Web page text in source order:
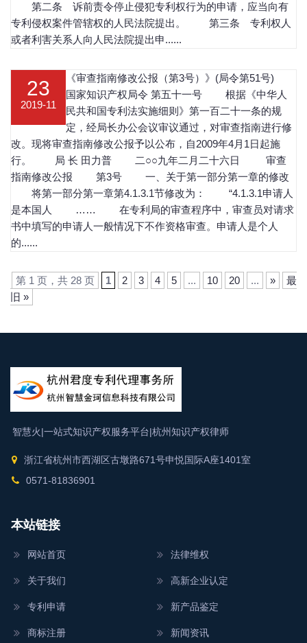
第二条 诉前责令停止侵犯专利权行为的申请，应当向有
专利侵权案件管辖权的人民法院提出。 第三条 专利权人
或者利害关系人向人民法院提出申......
23
2019-11
《审查指南修改公报（第3号）》(局令第51号)
国家知识产权局令 第五十一号 根据《中华人
民共和国专利法实施细则》第一百二十一条的规
定，经局长办公会议审议通过，对审查指南进行修
改。现将审查指南修改公报予以公布，自2009年4月1日起施
行。 局 长 田力普 二○○九年二月二十六日 审查
指南修改公报 第3号 一、关于第一部分第一章的修改
将第一部分第一章第4.1.3.1节修改为： “4.1.3.1申请人
是本国人 …… 在专利局的审查程序中，审查员对请求
书中填写的申请人一般情况下不作资格审查。申请人是个人
的......
第 1 页，共 28 页 1 2 3 4 5 ... 10 20 ... »
最
旧 »
智慧火|一站式知识产权服务平台|杭州知识产权律师
浙江省杭州市西湖区古墩路671号申悦国际A座1401室
0571-81836901
本站链接
网站首页
关于我们
专利申请
商标注册
法律维权
高新企业认定
新产品鉴定
新闻资讯